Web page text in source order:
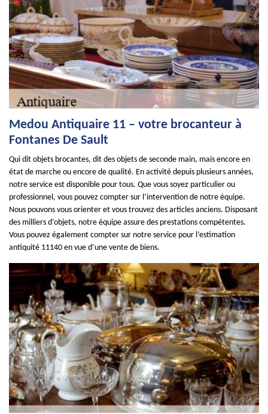
Medou Antiquaire 11 – votre brocanteur à
Fontanes De Sault
Qui dit objets brocantes, dit des objets de seconde main, mais encore en
état de marche ou encore de qualité. En activité depuis plusieurs années,
notre service est disponible pour tous. Que vous soyez particulier ou
professionnel, vous pouvez compter sur l’intervention de notre équipe.
Nous pouvons vous orienter et vous trouvez des articles anciens. Disposant
des milliers d’objets, notre équipe assure des prestations compétentes.
Vous pouvez également compter sur notre service pour l’estimation
antiquité 11140 en vue d’une vente de biens.